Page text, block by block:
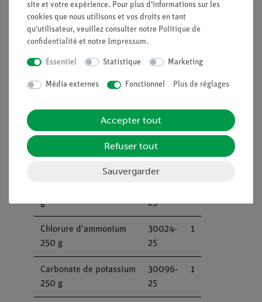
Goupillon pour tubes à
essai, Bout d20mm
38762-
00
laboratoire, diverses
longueurs, 100 pièces
10
Acétate de sodium 250
30149-
25
1
Indicateur liquide pH 1-
47014-
g
25
Chlorure d'ammonium
250 g
30024-
25
1
Carbonate de potassium
250 g
30096-
25
1
site et votre expérience. Pour plus d'informations sur les
cookies que nous utilisons et vos droits en tant
qu'utilisateur, veuillez consulter notre Politique de
confidentialité et notre Impressum.
Essentiel Statistique Marketing
Média externes Fonctionnel Plus de réglages
Accepter tout
Refuser tout
Sauvergarder